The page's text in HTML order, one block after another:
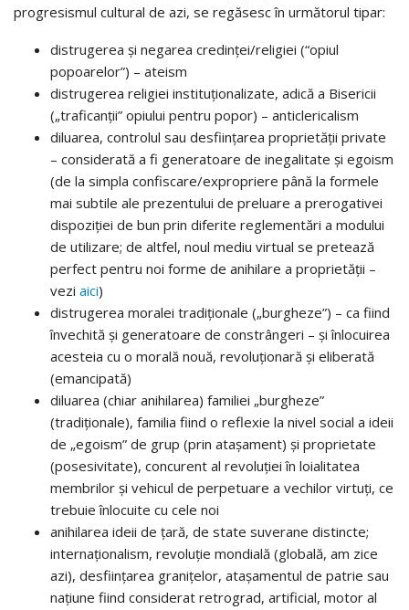
progresismul cultural de azi, se regăsesc în următorul tipar:
distrugerea și negarea credinței/religiei (“opiul
popoarelor”) – ateism
distrugerea religiei instituționalizate, adică a Bisericii
(„traficanții” opiului pentru popor) – anticlericalism
diluarea, controlul sau desființarea proprietății private
– considerată a fi generatoare de inegalitate și egoism
(de la simpla confiscare/expropriere până la formele
mai subtile ale prezentului de preluare a prerogativei
dispoziției de bun prin diferite reglementări a modului
de utilizare; de altfel, noul mediu virtual se pretează
perfect pentru noi forme de anihilare a proprietății –
vezi aici)
distrugerea moralei tradiționale („burgheze”) – ca fiind
învechită și generatoare de constrângeri – și înlocuirea
acesteia cu o morală nouă, revoluționară și eliberată
(emancipată)
diluarea (chiar anihilarea) familiei „burgheze”
(tradiționale), familia fiind o reflexie la nivel social a ideii
de „egoism” de grup (prin atașament) și proprietate
(posesivitate), concurent al revoluției în loialitatea
membrilor și vehicul de perpetuare a vechilor virtuți, ce
trebuie înlocuite cu cele noi
anihilarea ideii de țară, de state suverane distincte;
internaționalism, revoluție mondială (globală, am zice
azi), desființarea granițelor, atașamentul de patrie sau
națiune fiind considerat retrograd, artificial, motor al